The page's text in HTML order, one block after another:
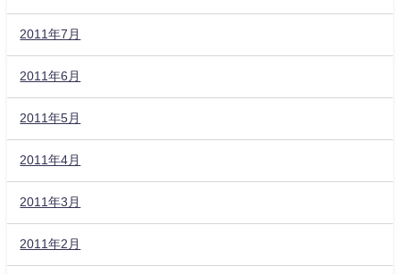
2011年7月
2011年6月
2011年5月
2011年4月
2011年3月
2011年2月